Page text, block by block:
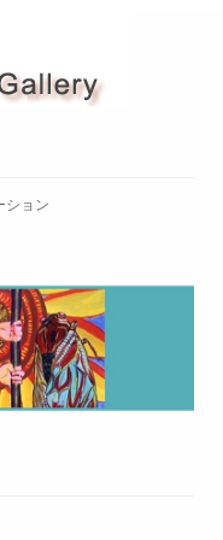
ツ
ション
セス / 内観）
用申込書
と死
像」
ンサ